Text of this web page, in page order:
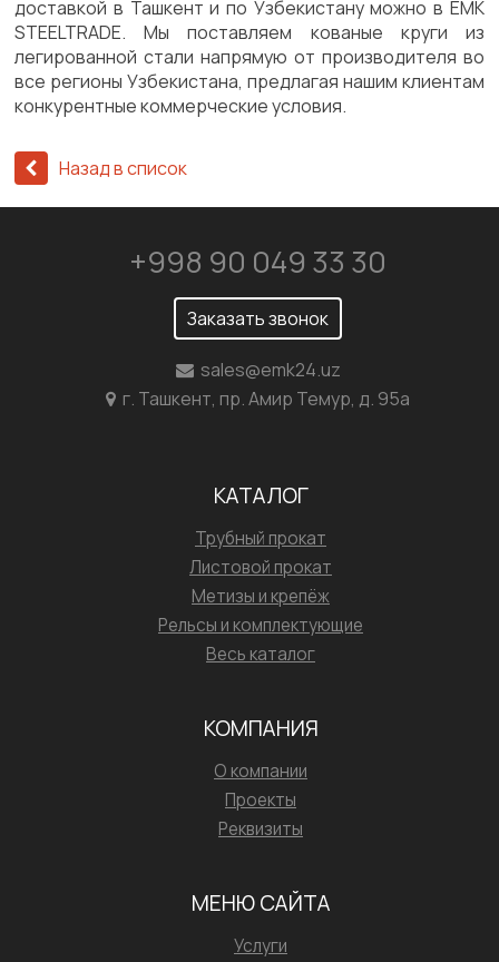
доставкой в Ташкент и по Узбекистану можно в EMK
STEELTRADE. Мы поставляем кованые круги из
легированной стали напрямую от производителя во
все регионы Узбекистана, предлагая нашим клиентам
конкурентные коммерческие условия.
Назад в список
+998 90 049 33 30
Заказать звонок
sales@emk24.uz
г. Ташкент, пр. Амир Темур, д. 95а
КАТАЛОГ
Трубный прокат
Листовой прокат
Метизы и крепёж
Рельсы и комплектующие
Весь каталог
КОМПАНИЯ
О компании
Проекты
Реквизиты
МЕНЮ САЙТА
Услуги